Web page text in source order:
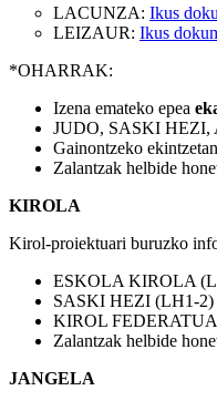
LACUNZA: Ikus
LEIZAUR: Ikus
*OHARRAK:
Izena emateko epea
JUDO, SASKI
Gainontzeko
Zalantzak helbide
KIROLA
Kirol-proiektuari buruzko
ESKOLA KIROLA
SASKI HEZI (LH1-2)
KIROL FEDERATUA
Zalantzak helbide
JANGELA